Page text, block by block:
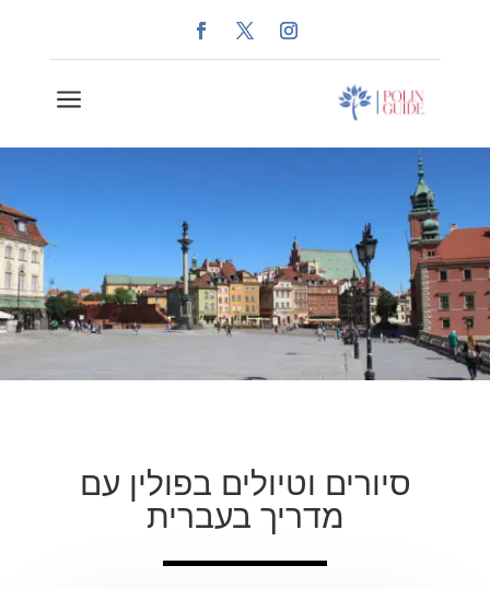
a
סיורים וטיולים בפולין עם
מדריך בעברית